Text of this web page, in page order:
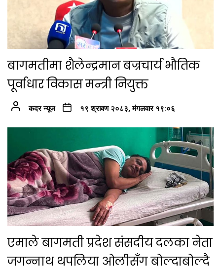
बागमतीमा शैलेन्द्रमान बज्रचार्य भौतिक
पूर्वाधार विकास मन्त्री नियुक्त
कदर न्यूज १९ श्रावण २०८३, मंगलवार १९:०६
एमाले बागमती प्रदेश संसदीय दलका नेता
जगन्नाथ थपलिया ओलीसँग बोल्दाबोल्दै